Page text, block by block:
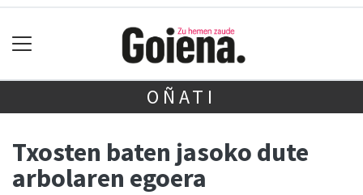
OÑATI
Txosten baten jasoko dute
arbolaren egoera